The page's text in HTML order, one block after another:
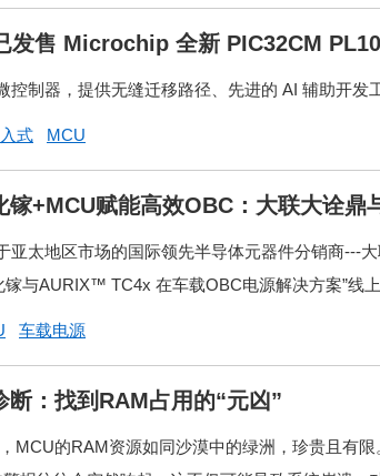
发售 Microchip 全新 PIC32CM
控制器，提供无缝迁移路径、先进的 AI 辅助开
式 MCU
镓+MCU赋能高效OBC：大联大诠鼎
亚太地区市场的国际领先半导体元器件分销商---
与AURIX™ TC4x 在车载OBC电源解决方案”线
车载电源
断：找到RAM占用的“元凶”
MCU的RAM资源如同沙漠中的绿洲，珍贵且有